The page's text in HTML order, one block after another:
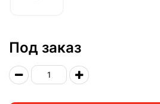
Под заказ